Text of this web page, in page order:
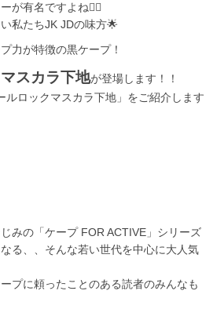
が有名ですよね🙂‍↕️
私たちJK JDの味方🌟
力が特徴の黒ケープ！
マスカラ下地が登場します！！
ルロックマスカラ下地」をご紹介します
みの「ケープ FOR ACTIVE」シリーズ
る、、そんな若い世代を中心に大人気
プに頼ったことのある読者のみんなも